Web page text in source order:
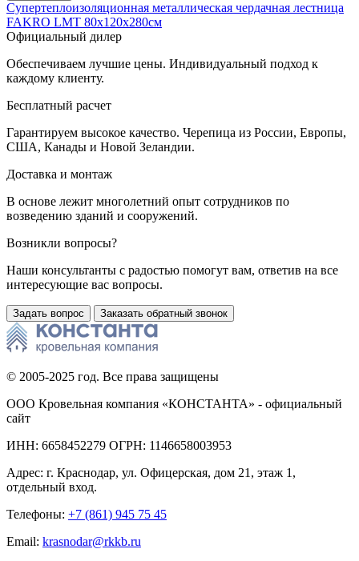
Супертеплоизоляционная металлическая чердачная лестница
FAKRO LMT 80х120х280см
Официальный дилер
Обеспечиваем лучшие цены. Индивидуальный подход к
каждому клиенту.
Бесплатный расчет
Гарантируем высокое качество. Черепица из России, Европы,
США, Канады и Новой Зеландии.
Доставка и монтаж
В основе лежит многолетний опыт сотрудников по
возведению зданий и сооружений.
Возникли вопросы?
Наши консультанты с радостью помогут вам, ответив на все
интересующие вас вопросы.
Задать вопрос Заказать обратный звонок
© 2005-2025 год. Все права защищены
ООО Кровельная компания «КОНСТАНТА» - официальный
сайт
ИНН: 6658452279 ОГРН: 1146658003953
Адрес: г. Краснодар, ул. Офицерская, дом 21, этаж 1,
отдельный вход.
Телефоны: +7 (861) 945 75 45
Email: krasnodar@rkkb.ru